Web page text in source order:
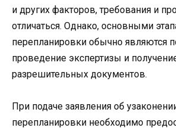
и других факторов, требования и
отличаться. Однако, основными
перепланировки обычно являются
проведение экспертизы и
разрешительных документов.
При подаче заявления об
перепланировки необходимо